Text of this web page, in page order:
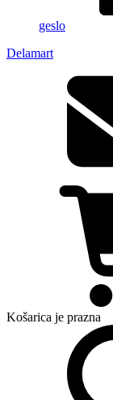
geslo
Delamart
Košarica je prazna